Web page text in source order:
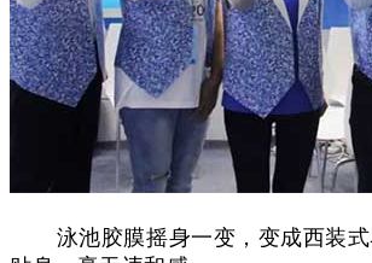
泳池胶膜摇身一变，变成西装